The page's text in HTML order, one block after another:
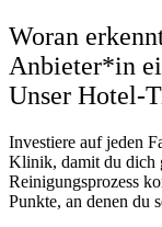
Woran
Anbieter*in
Unser Hotel-
Investiere auf jeden
Klinik, damit du dich
Reinigungsprozess
Punkte, an denen du